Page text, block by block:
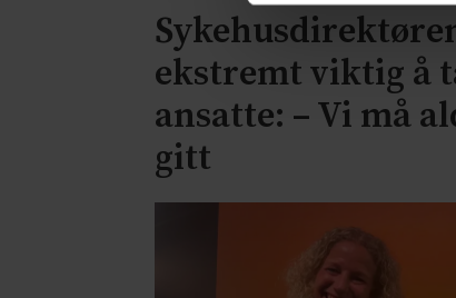
ekstremt viktig å
ansatte: – Vi må
gitt